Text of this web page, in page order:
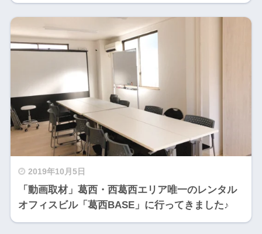
2019年10月5日
「動画取材」葛西・西葛西エリア唯一のレンタル
オフィスビル「葛西BASE」に行ってきました♪